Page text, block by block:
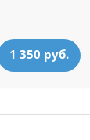
1 350 руб.